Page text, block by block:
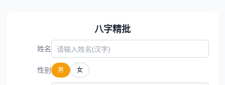
八字精批
姓名
性别 男 女